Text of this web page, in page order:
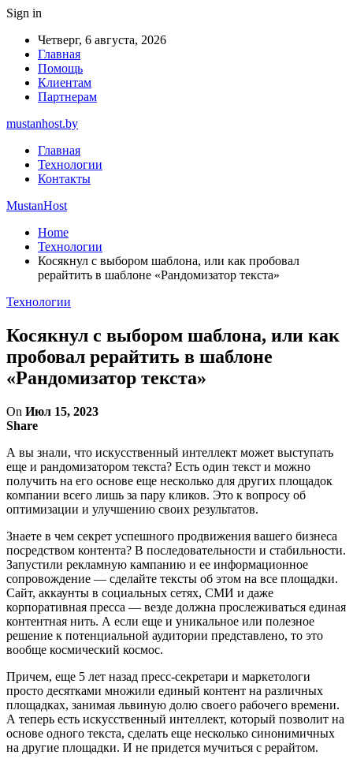
Sign in
Четверг, 6 августа, 2026
Главная
Помощь
Клиентам
Партнерам
mustanhost.by
Главная
Технологии
Контакты
MustanHost
Home
Технологии
Косякнул с выбором шаблона, или как пробовал
рерайтить в шаблоне «Рандомизатор текста»
Технологии
Косякнул с выбором шаблона, или как
пробовал рерайтить в шаблоне
«Рандомизатор текста»
On Июл 15, 2023
Share
А вы знали, что искусственный интеллект может выступать
еще и рандомизатором текста? Есть один текст и можно
получить на его основе еще несколько для других площадок
компании всего лишь за пару кликов. Это к вопросу об
оптимизации и улучшению своих результатов.
Знаете в чем секрет успешного продвижения вашего бизнеса
посредством контента? В последовательности и стабильности.
Запустили рекламную кампанию и ее информационное
сопровождение — сделайте тексты об этом на все площадки.
Сайт, аккаунты в социальных сетях, СМИ и даже
корпоративная пресса — везде должна прослеживаться единая
контентная нить. А если еще и уникальное или полезное
решение к потенциальной аудитории представлено, то это
вообще космический космос.
Причем, еще 5 лет назад пресс-секретари и маркетологи
просто десятками множили единый контент на различных
площадках, занимая львиную долю своего рабочего времени.
А теперь есть искусственный интеллект, который позволит на
основе одного текста, сделать еще несколько синонимичных
на другие площадки. И не придется мучиться с рерайтом.